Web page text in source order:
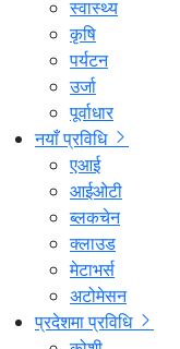
स्वास्थ्य
कृषि
पर्यटन
उर्जा
पूर्वाधार
नयाँ प्रविधि
एआई
आईओटी
ब्लकचेन
क्लाउड
मेटाभर्स
अटोमेसन
प्रदेशमा प्रविधि